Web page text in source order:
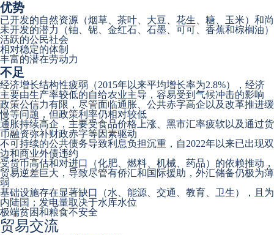
优势
已开发的自然资源（烟草、茶叶、大豆、花生、糖、玉米）和尚
未开发的潜力（铀、铌、金红石、石墨、可可、香蕉和棕榈油）
活跃的公民社会
相对稳定的体制
丰富的潜在劳动力
不足
经济增长结构性疲弱（2015年以来平均增长率为2.8%），经济
主要由生产率较低的自给农业主导，容易受到气候冲击的影响
政策公信力有限，尽管面临通胀、公共赤字高企以及改革推进缓
慢等问题，但政策利率仍相对较低
通胀持续高企，主要受食品价格上涨、黑市汇率疲软以及通过货
币融资弥补财政赤字等因素驱动
不可持续的公共债务导致利息负担沉重，自2022年以来已出现双
边和商业外债违约
受货币高估和对进口（化肥、燃料、机械、药品）的依赖推动，
贸易逆差巨大，导致尽管有侨汇和国际援助，外汇储备仍极为薄
弱
基础设施存在显著缺口（水、能源、交通、教育、卫生），且为
内陆国；发电量取决于水库水位
极端贫困和粮食不安全
贸易交流